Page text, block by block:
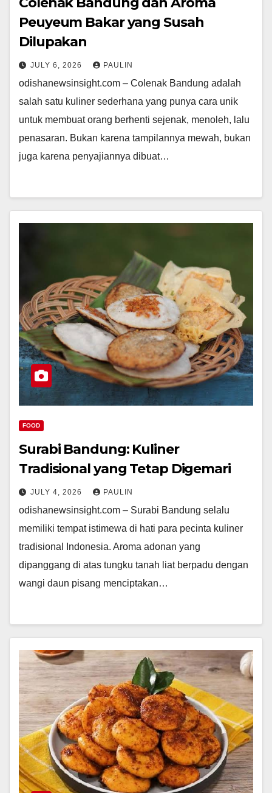
Peuyeum Bakar yang Susah
Dilupakan
JULY 6, 2026 PAULIN
odishanewsinsight.com – Colenak Bandung adalah
salah satu kuliner sederhana yang punya cara unik
untuk membuat orang berhenti sejenak, menoleh, lalu
penasaran. Bukan karena tampilannya mewah, bukan
juga karena penyajiannya dibuat…
FOOD
Surabi Bandung: Kuliner
Tradisional yang Tetap Digemari
JULY 4, 2026 PAULIN
odishanewsinsight.com – Surabi Bandung selalu
memiliki tempat istimewa di hati para pecinta kuliner
tradisional Indonesia. Aroma adonan yang
dipanggang di atas tungku tanah liat berpadu dengan
wangi daun pisang menciptakan…